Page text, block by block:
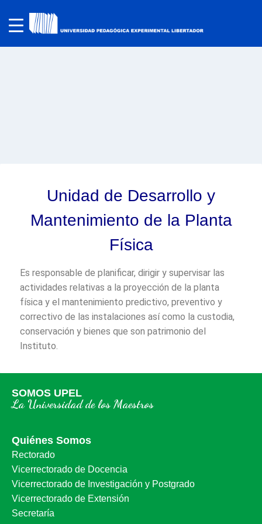
Unidad de Desarrollo y
Mantenimiento de la Planta
Física
Es responsable de planificar, dirigir y supervisar las
actividades relativas a la proyección de la planta
física y el mantenimiento predictivo, preventivo y
correctivo de las instalaciones así como la custodia,
conservación y bienes que son patrimonio del
Instituto.
SOMOS UPEL
La Universidad de los Maestros
Quiénes Somos
Rectorado
Vicerrectorado de Docencia
Vicerrectorado de Investigación y Postgrado
Vicerrectorado de Extensión
Secretaría